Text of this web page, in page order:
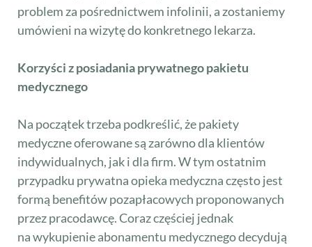
problem za pośrednictwem infolinii, a zostaniemy
umówieni na wizytę do konkretnego lekarza.
Korzyści z posiadania prywatnego pakietu
medycznego
Na początek trzeba podkreślić, że pakiety
medyczne oferowane są zarówno dla klientów
indywidualnych, jak i dla firm. W tym ostatnim
przypadku prywatna opieka medyczna często jest
formą benefitów pozapłacowych proponowanych
przez pracodawcę. Coraz częściej jednak
na wykupienie abonamentu medycznego decydują